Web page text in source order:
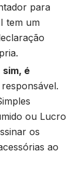
para
tem um
sim, é
ou Lucro
os
ao